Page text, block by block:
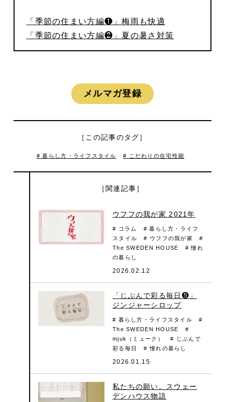
「季節の住まい方編❶」梅雨も快適
「季節の住まい方編❷」夏の暑さ対策
メルマガ登録
［この記事のタグ］
# 暮らし方・ライフスタイル # こだわりの住宅性能
［関連記事］
ウフフの我が家 2021年
# コラム
# 暮らし方・ライフ
スタイル
# ウフフの我が家
#
The SWEDEN HOUSE
# 憧れ
の暮らし
2026.02.12
「じぶんで彩る毎日❺」
ジンジャーシロップ
# 暮らし方・ライフスタイル
#
The SWEDEN HOUSE
#
mjuk（ミューク）
# じぶんで
彩る毎日
# 憧れの暮らし
2026.01.15
私たちの願い。スウェー
デンハウス物語